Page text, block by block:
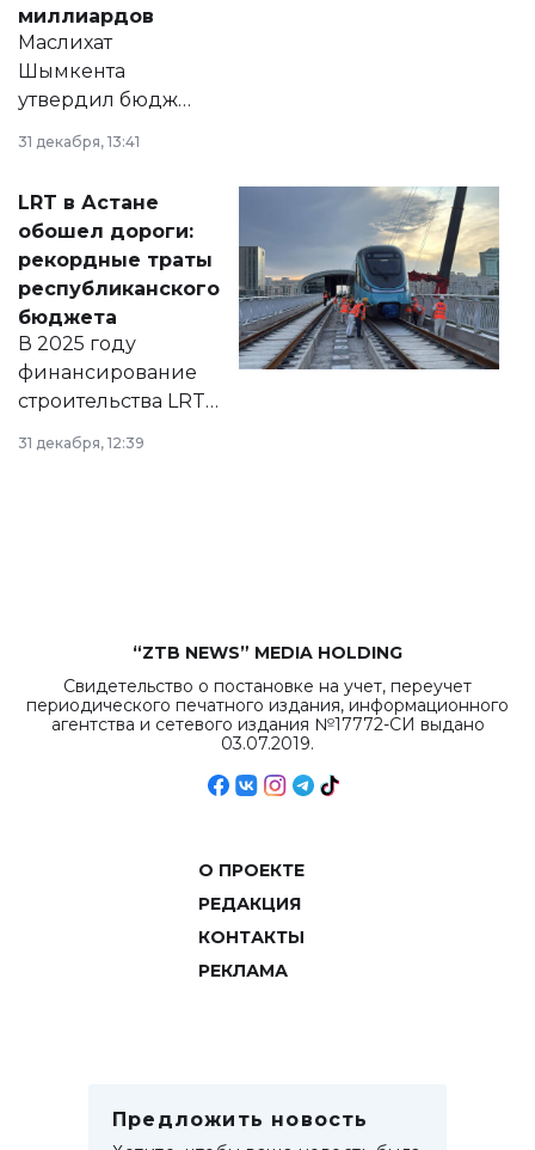
миллиардов
Маслихат
Шымкента
утвердил бюджет
города на 2026–
2028 годы.
документ
появился в базе
нормативных
правовых актов и
на сайте маслихат
города.
31 декабря, 13:41
LRT в Астане
обошел дороги:
рекордные траты
республиканского
бюджета
В 2025 году
финансирование
строительства LRT
в Астане из
республиканского
31 декабря, 12:39
“ZTB NEWS” MEDIA HOLDING
Свидетельство о постановке на учет, переучет
периодического печатного издания, информационного
агентства и сетевого издания №17772-СИ выдано
03.07.2019.
О ПРОЕКТЕ
РЕДАКЦИЯ
КОНТАКТЫ
РЕКЛАМА
Предложить новость